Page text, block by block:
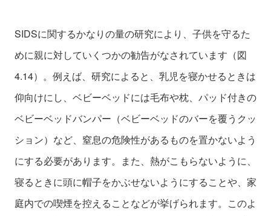
SIDSに関するかなりの量の研究により、子供を守るた
めに親に対していくつかの勧告がなされています（図
4.14）。例えば、研究によると、乳児を寝かせるときは
仰向けにし、ベビーベッドには毛布や枕、パッド付きの
ベビーベッドバンパー（ベビーベッドのバーを覆うクッ
ション）など、窒息の危険性があるものを置かないよう
にする必要があります。また、熱がこもらないように、
寝るときに頭に帽子をかぶせないようにすることや、家
庭内での喫煙を控えることなどが挙げられます。このよ